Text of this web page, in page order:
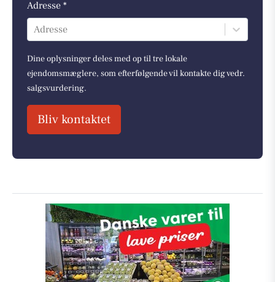
Adresse *
Adresse
Dine oplysninger deles med op til tre lokale
ejendomsmæglere, som efterfølgende vil kontakte dig vedr.
salgsvurdering.
Bliv kontaktet